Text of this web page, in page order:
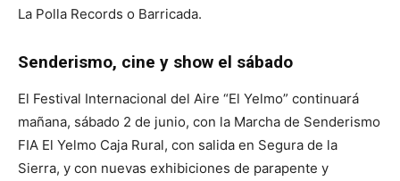
La Polla Records o Barricada.
Senderismo, cine y show el sábado
El Festival Internacional del Aire “El Yelmo” continuará
mañana, sábado 2 de junio, con la Marcha de Senderismo
FIA El Yelmo Caja Rural, con salida en Segura de la
Sierra, y con nuevas exhibiciones de parapente y